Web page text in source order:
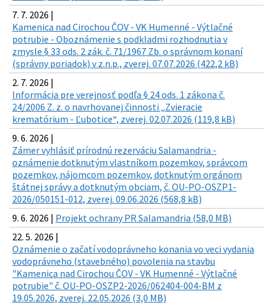
7. 7. 2026 |
Kamenica nad Cirochou ČOV - VK Humenné - Výtlačné
potrubie - Oboznámenie s podkladmi rozhodnutia v
zmysle § 33 ods. 2 zák. č. 71/1967 Zb. o správnom konaní
(správny poriadok) v z.n.p., zverej. 07.07.2026 (422,2 kB)
2. 7. 2026 |
Informácia pre verejnosť podľa § 24 ods. 1 zákona č.
24/2006 Z. z. o navrhovanej činnosti „Zvieracie
krematórium - Ľubotice“, zverej. 02.07.2026 (119,8 kB)
9. 6. 2026 |
Zámer vyhlásiť prírodnú rezerváciu Salamandria -
oznámenie dotknutým vlastníkom pozemkov, správcom
pozemkov, nájomcom pozemkov, dotknutým orgánom
štátnej správy a dotknutým obciam, č. OU-PO-OSZP1-
2026/050151-012, zverej. 09.06.2026 (568,8 kB)
9. 6. 2026 | Projekt ochrany PR Salamandria (58,0 MB)
22. 5. 2026 |
Oznámenie o začatí vodoprávneho konania vo veci vydania
vodoprávneho (stavebného) povolenia na stavbu
"Kamenica nad Cirochou ČOV - VK Humenné - Výtlačné
potrubie" č. OU-PO-OSZP2-2026/062404-004-BM z
19.05.2026, zverej. 22.05.2026 (3,0 MB)